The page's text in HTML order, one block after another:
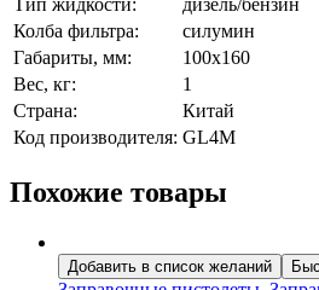
Колба фильтра:
силумин
Габариты, мм:
100х160
Вес, кг:
1
Страна:
Китай
Код производителя: GL4M
Похожие товары
Добавить в список желаний